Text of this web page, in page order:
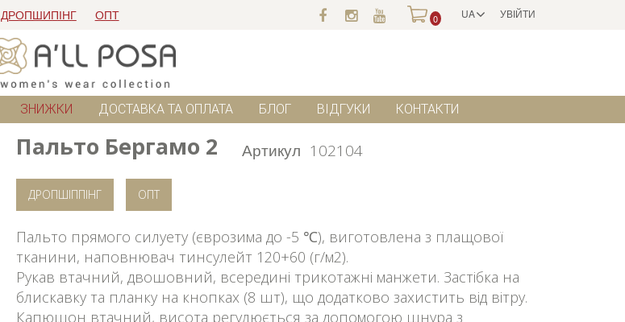
УВІЙТИ
UA
ДРОПШИПІНГ ОПТ 0
ЗНИЖКИ ДОСТАВКА ТА ОПЛАТА БЛОГ ВІДГУКИ КОНТАКТИ
Пальто Бергамо 2 Артикул 102104
ДРОПШІППІНГ ОПТ
Пальто прямого силуету (єврозима до -5 ℃), виготовлена з плащової
тканини, наповнювач тинсулейт 120+60 (г/м2).
Рукав втачний, двошовний, всередині трикотажні манжети. Застібка на
блискавку та планку на кнопках (8 шт), що додатково захистить від вітру.
Капюшон втачний, висота регулюється за допомогою шнура з